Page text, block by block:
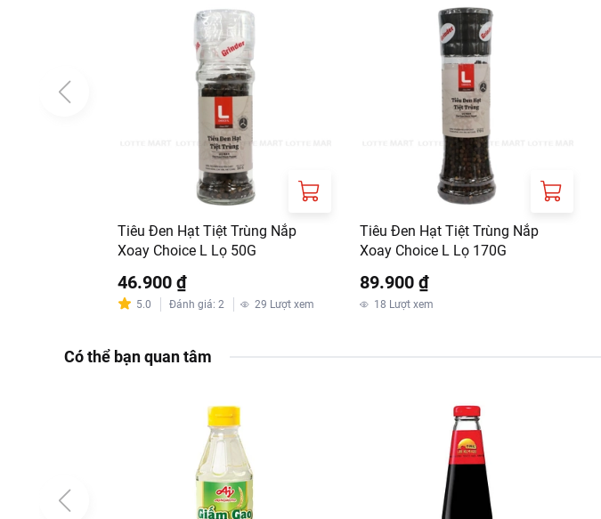
Tiêu Đen Hạt Tiệt Trùng Nắp
Xoay Choice L Lọ 50G
46.900 ₫
5.0 Đánh giá: 2 29 Lượt xem
Tiêu Đen Hạt Tiệt Trùng Nắp
Xoay Choice L Lọ 170G
89.900 ₫
18 Lượt xem
Có thể bạn quan tâm